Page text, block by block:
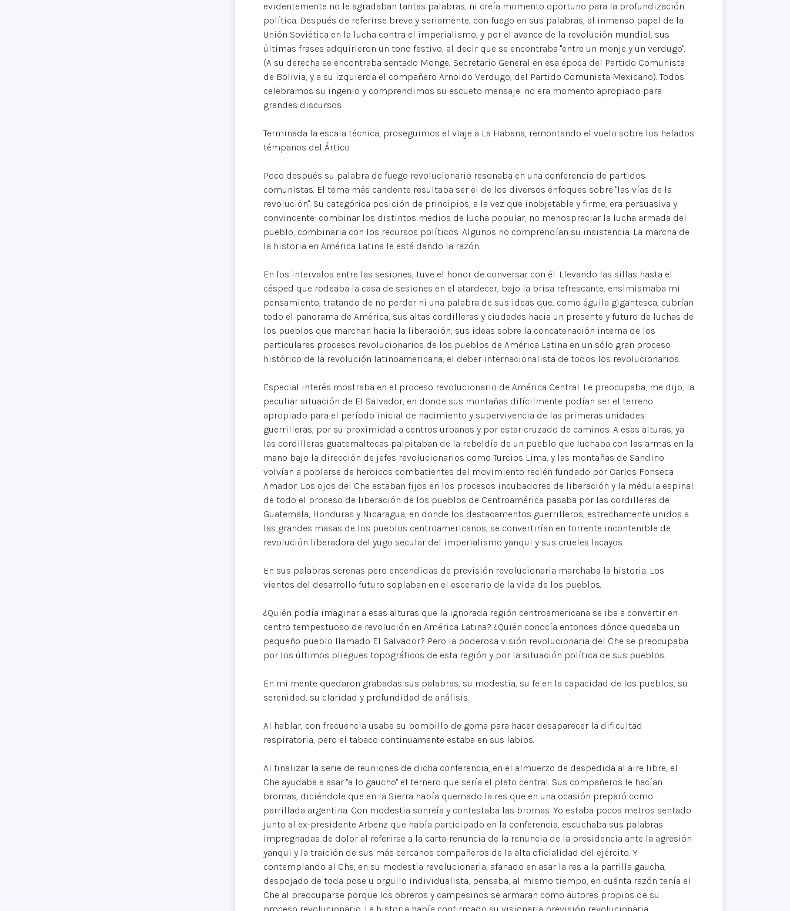
evidentemente no le agradaban tantas palabras, ni creía momento oportuno para la profundización
política. Después de referirse breve y seriamente, con fuego en sus palabras, al inmenso papel de la
Unión Soviética en la lucha contra el imperialismo, y por el avance de la revolución mundial, sus
últimas frases adquirieron un tono festivo, al decir que se encontraba "entre un monje y un verdugo".
(A su derecha se encontraba sentado Monge, Secretario General en esa época del Partido Comunista
de Bolivia, y a su izquierda el compañero Arnoldo Verdugo, del Partido Comunista Mexicano). Todos
celebramos su ingenio y comprendimos su escueto mensaje: no era momento apropiado para
grandes discursos.
Terminada la escala técnica, proseguimos el viaje a La Habana, remontando el vuelo sobre los helados
témpanos del Ártico.
Poco después su palabra de fuego revolucionario resonaba en una conferencia de partidos
comunistas. El tema más candente resultaba ser el de los diversos enfoques sobre "las vías de la
revolución". Su categórica posición de principios, a la vez que inobjetable y firme, era persuasiva y
convincente: combinar los distintos medios de lucha popular, no menospreciar la lucha armada del
pueblo, combinarla con los recursos políticos. Algunos no comprendían su insistencia. La marcha de
la historia en América Latina le está dando la razón.
En los intervalos entre las sesiones, tuve el honor de conversar con él. Llevando las sillas hasta el
césped que rodeaba la casa de sesiones en el atardecer, bajo la brisa refrescante, ensimismaba mi
pensamiento, tratando de no perder ni una palabra de sus ideas que, como águila gigantesca, cubrían
todo el panorama de América, sus altas cordilleras y ciudades hacia un presente y futuro de luchas de
los pueblos que marchan hacia la liberación, sus ideas sobre la concatenación interna de los
particulares procesos revolucionarios de los pueblos de América Latina en un sólo gran proceso
histórico de la revolución latinoamericana, el deber internacionalista de todos los revolucionarios.
Especial interés mostraba en el proceso revolucionario de América Central. Le preocupaba, me dijo, la
peculiar situación de El Salvador, en donde sus montañas difícilmente podían ser el terreno
apropiado para el período inicial de nacimiento y supervivencia de las primeras unidades
guerrilleras, por su proximidad a centros urbanos y por estar cruzado de caminos. A esas alturas, ya
las cordilleras guatemaltecas palpitaban de la rebeldía de un pueblo que luchaba con las armas en la
mano bajo la dirección de jefes revolucionarios como Turcios Lima, y las montañas de Sandino
volvían a poblarse de heroicos combatientes del movimiento recién fundado por Carlos Fonseca
Amador. Los ojos del Che estaban fijos en los procesos incubadores de liberación y la médula espinal
de todo el proceso de liberación de los pueblos de Centroamérica pasaba por las cordilleras de
Guatemala, Honduras y Nicaragua, en donde los destacamentos guerrilleros, estrechamente unidos a
las grandes masas de los pueblos centroamericanos, se convertirían en torrente incontenible de
revolución liberadora del yugo secular del imperialismo yanqui y sus crueles lacayos.
En sus palabras serenas pero encendidas de previsión revolucionaria marchaba la historia. Los
vientos del desarrollo futuro soplaban en el escenario de la vida de los pueblos.
¿Quién podía imaginar a esas alturas que la ignorada región centroamericana se iba a convertir en
centro tempestuoso de revolución en América Latina? ¿Quién conocía entonces dónde quedaba un
pequeño pueblo llamado El Salvador? Pero la poderosa visión revolucionaria del Che se preocupaba
por los últimos pliegues topográficos de esta región y por la situación política de sus pueblos.
En mi mente quedaron grabadas sus palabras, su modestia, su fe en la capacidad de los pueblos, su
serenidad, su claridad y profundidad de análisis.
Al hablar, con frecuencia usaba su bombillo de goma para hacer desaparecer la dificultad
respiratoria, pero el tabaco continuamente estaba en sus labios.
Al finalizar la serie de reuniones de dicha conferencia, en el almuerzo de despedida al aire libre, el
Che ayudaba a asar "a lo gaucho" el ternero que sería el plato central. Sus compañeros le hacían
bromas, diciéndole que en la Sierra había quemado la res que en una ocasión preparó como
parrillada argentina. Con modestia sonreía y contestaba las bromas. Yo estaba pocos metros sentado
junto al ex-presidente Arbenz que había participado en la conferencia, escuchaba sus palabras
impregnadas de dolor al referirse a la carta-renuncia de la renuncia de la presidencia ante la agresión
yanqui y la traición de sus más cercanos compañeros de la alta oficialidad del ejército. Y
contemplando al Che, en su modestia revolucionaria, afanado en asar la res a la parrilla gaucha,
despojado de toda pose u orgullo individualista, pensaba, al mismo tiempo, en cuánta razón tenía el
Che al preocuparse porque los obreros y campesinos se armaran como autores propios de su